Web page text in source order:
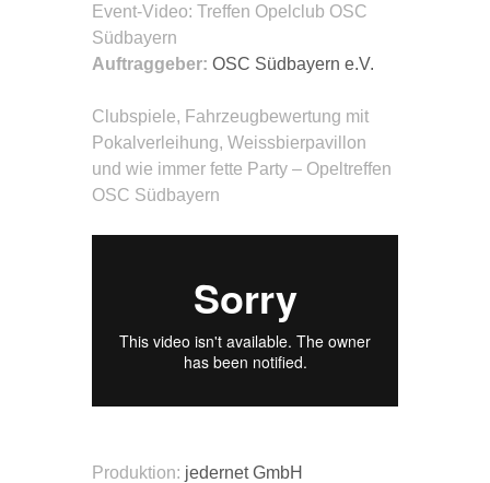
Event-Video: Treffen Opelclub OSC
Südbayern
Auftraggeber: OSC Südbayern e.V.
Clubspiele, Fahrzeugbewertung mit
Pokalverleihung, Weissbierpavillon
und wie immer fette Party – Opeltreffen
OSC Südbayern
Produktion: jedernet GmbH